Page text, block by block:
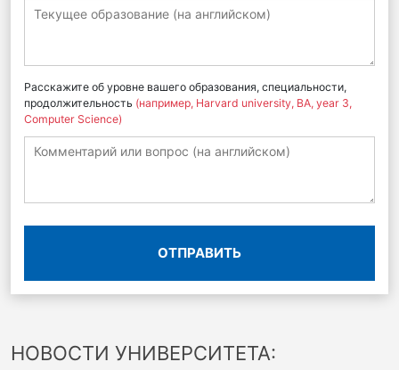
Расскажите об уровне вашего образования, специальности,
продолжительность (например, Harvard university, BA, year 3,
Computer Science)
ОТПРАВИТЬ
НОВОСТИ УНИВЕРСИТЕТА: